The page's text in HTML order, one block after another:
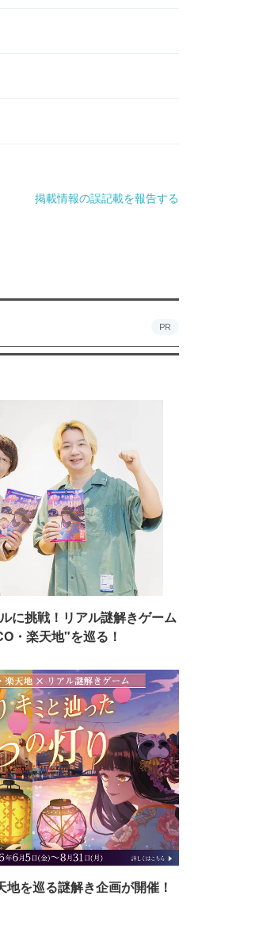
掲載情報の誤記載を報告する
PR
に挑戦！リアル謎解きゲーム
・楽天地"を巡る！
を巡る謎解き企画が開催！